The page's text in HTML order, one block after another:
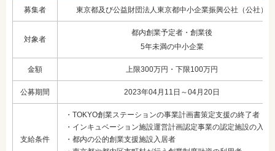
募集者 東京都及び公益財団法人東京都中小企業振興公社（公社）
対象者
都内創業予定者・創業後
5年未満の中小企業
金額 上限300万円・下限100万円
公募期間 2023年04月11日～04月20日
支給条件
・TOKYO創業ステーションの事業計画書策定支援の終了者
・インキュベーション施設運営計画認定事業の認定施設の入居
・都内の公的創業支援施設入居者